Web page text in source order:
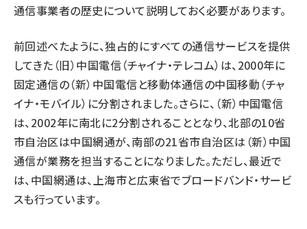
通信事業者の歴史について説明しておく必要があります。
前回述べたように、独占的にすべての通信サービスを提供
してきた（旧）中国電信（チャイナ・テレコム）は、2000年に
固定通信の（新）中国電信と移動体通信の中国移動（チャ
イナ・モバイル）に分割されました。さらに、（新）中国電信
は、2002年に南北に2分割されることとなり、北部の10省
市自治区は中国網通が、南部の21省市自治区は（新）中国
通信が業務を担当することになりました。ただし、最近で
は、中国網通は、上海市と広東省でブロードバンド・サービ
スも行っています。